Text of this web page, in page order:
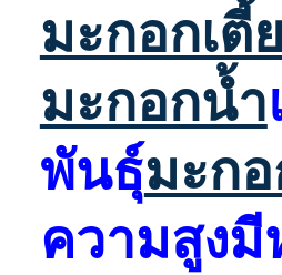
มะกอกเตี้ย
มะกอกน้ำ
พันธุ์มะก
ความสูงมี